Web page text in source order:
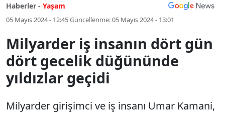
Haberler - Yaşam
05 Mayıs 2024 - 12:45Güncellenme:05 Mayıs 2024 - 13:01
Milyarder iş insanın dört gün
dört gecelik düğününde
yıldızlar geçidi
Milyarder girişimci ve iş insanı Umar Kamani,